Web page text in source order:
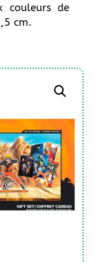
couleurs de
cm.